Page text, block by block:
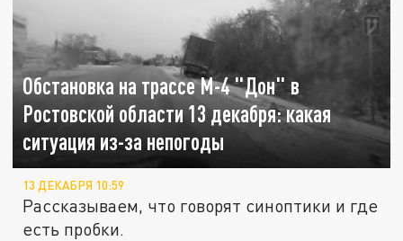
Обстановка на трассе М-4 "Дон" в
Ростовской области 13 декабря: какая
ситуация из-за непогоды
13 ДЕКАБРЯ 10:59
Рассказываем, что говорят синоптики и где
есть пробки.